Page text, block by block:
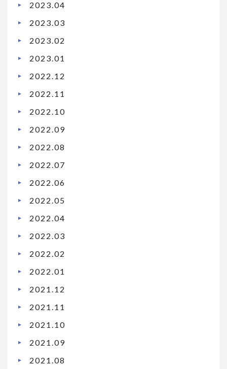
2023.04
2023.03
2023.02
2023.01
2022.12
2022.11
2022.10
2022.09
2022.08
2022.07
2022.06
2022.05
2022.04
2022.03
2022.02
2022.01
2021.12
2021.11
2021.10
2021.09
2021.08